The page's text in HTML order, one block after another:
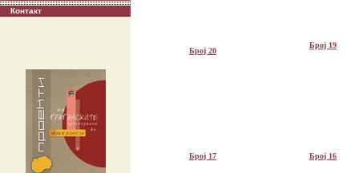
Контакт
Број 20
Број 19
Број 17 Број 16